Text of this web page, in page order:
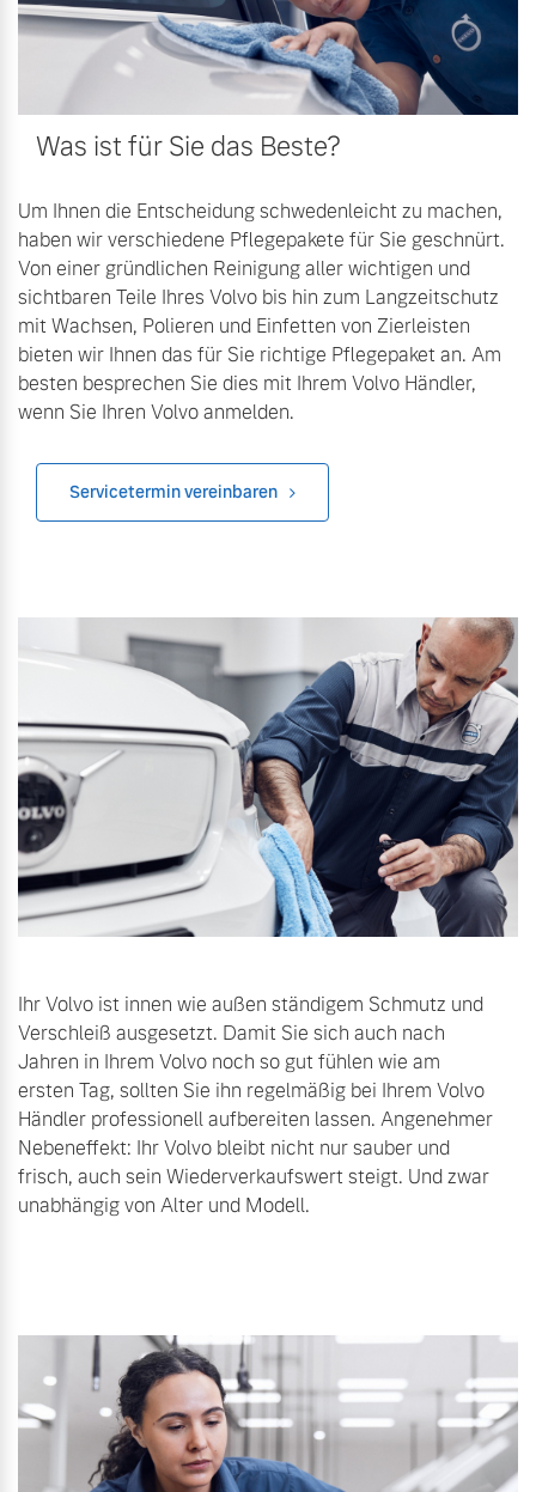
Volvo Selekt
Die Neuwagenalternative
Mehr erfahren
Editionsmodelle
Jetzt kennenlernen
Mehr erfahren
Mehr erfahren
Frühjahrscheck
saisonalen Angebote.
Mehr erfahren
Finanzierung & Leasing
Was ist für Sie das Beste?
Um Ihnen die Entscheidung schwedenleicht zu machen,
haben wir verschiedene Pflegepakete für Sie geschnürt.
Von einer gründlichen Reinigung aller wichtigen und
sichtbaren Teile Ihres Volvo bis hin zum Langzeitschutz
mit Wachsen, Polieren und Einfetten von Zierleisten
bieten wir Ihnen das für Sie richtige Pflegepaket an. Am
besten besprechen Sie dies mit Ihrem Volvo Händler,
wenn Sie Ihren Volvo anmelden.
Servicetermin vereinbaren
Ihr Volvo ist innen wie außen ständigem Schmutz und
Verschleiß ausgesetzt. Damit Sie sich auch nach
Jahren in Ihrem Volvo noch so gut fühlen wie am
ersten Tag, sollten Sie ihn regelmäßig bei Ihrem Volvo
Händler professionell aufbereiten lassen. Angenehmer
Nebeneffekt: Ihr Volvo bleibt nicht nur sauber und
frisch, auch sein Wiederverkaufswert steigt. Und zwar
unabhängig von Alter und Modell.